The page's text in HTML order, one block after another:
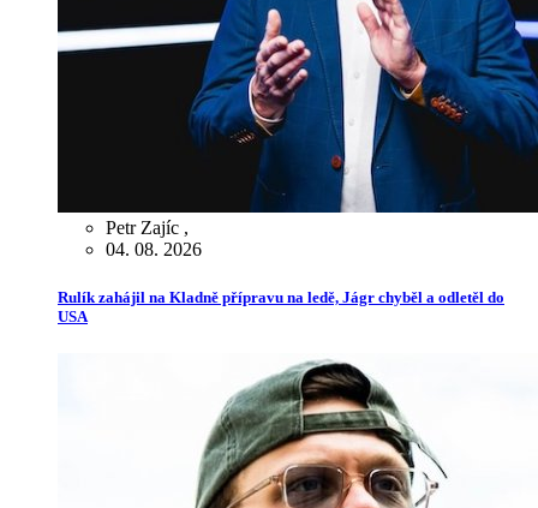
Petr Zajíc ,
04. 08. 2026
Rulík zahájil na Kladně přípravu na ledě, Jágr chyběl a odletěl do
USA